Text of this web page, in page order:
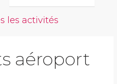
les activités
aéroport